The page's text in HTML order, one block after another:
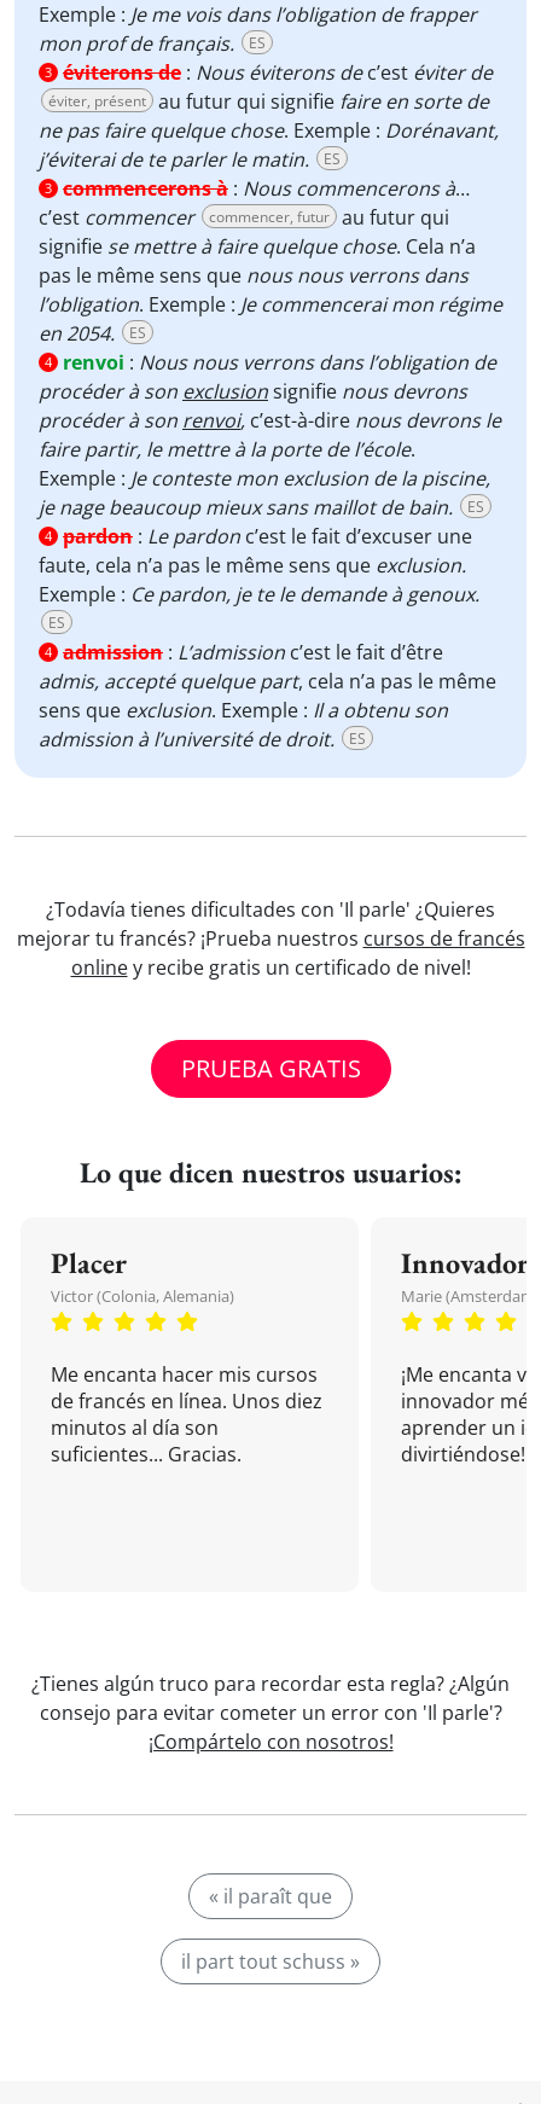
Exemple : Je me vois dans l’obligation de frapper
mon prof de français.
ES
3 éviterons de : Nous éviterons dec’est éviter de
éviter, présent au futur qui signifie faire en sorte de
ne pas faire quelque chose. Exemple : Dorénavant,
j’éviterai de te parler le matin.
ES
3 commencerons à : Nous commencerons à…
c’est commencer commencer, futur au futur qui
signifie se mettre à faire quelque chose. Cela n’a
pas le même sens que nous nous verrons dans
l’obligation. Exemple : Je commencerai mon régime
en 2054.
ES
4 renvoi : Nous nous verrons dans l’obligation de
procéder à son exclusionsignifie nous devrons
procéder à son renvoi, c’est-à-dire nous devrons le
faire partir, le mettre à la porte de l’école.
Exemple : Je conteste mon exclusion de la piscine,
je nage beaucoup mieux sans maillot de bain.
ES
4 pardon : Le pardon c’est le fait d’excuser une
faute, cela n’a pas le même sens que exclusion.
Exemple : Ce pardon, je te le demande à genoux.
ES
4 admission : L’admission c’est le fait d’être
admis, accepté quelque part, cela n’a pas le même
sens que exclusion. Exemple : Il a obtenu son
admission à l’université de droit.
ES
¿Todavía tienes dificultades con 'Il parle' ¿Quieres
mejorar tu francés? ¡Prueba nuestros cursos de francés
onliney recibe gratis un certificado de nivel!
PRUEBA GRATIS
Lo que dicen nuestros usuarios:
Placer
Victor (Colonia, Alemania)
Me encanta hacer mis cursos
de francés en línea. Unos diez
minutos al día son
suficientes... Gracias.
Innovador
Marie (Amsterdam,
¡Me encanta
innovador
aprender un
divirtiéndose!
¿Tienes algún truco para recordar esta regla? ¿Algún
consejo para evitar cometer un error con 'Il parle'?
¡Compártelo con nosotros!
« il paraît que
il part tout schuss »